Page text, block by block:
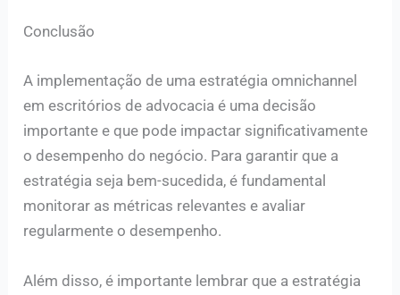
Conclusão
A implementação de uma estratégia omnichannel
em escritórios de advocacia é uma decisão
importante e que pode impactar significativamente
o desempenho do negócio. Para garantir que a
estratégia seja bem-sucedida, é fundamental
monitorar as métricas relevantes e avaliar
regularmente o desempenho.
Além disso, é importante lembrar que a estratégia